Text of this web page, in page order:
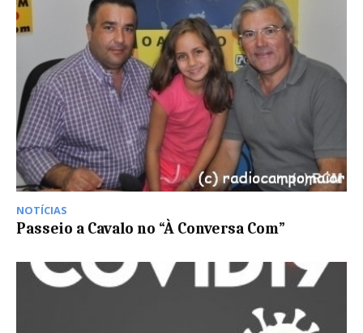
NOTÍCIAS
Passeio a Cavalo no “À Conversa Com”